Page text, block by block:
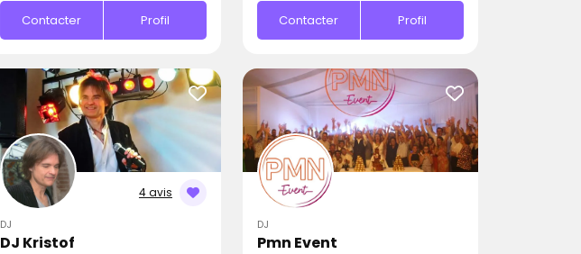
Contacter Profil Contacter Profil
4 avis
DJ
DJ Kristof
DJ
Pmn Event